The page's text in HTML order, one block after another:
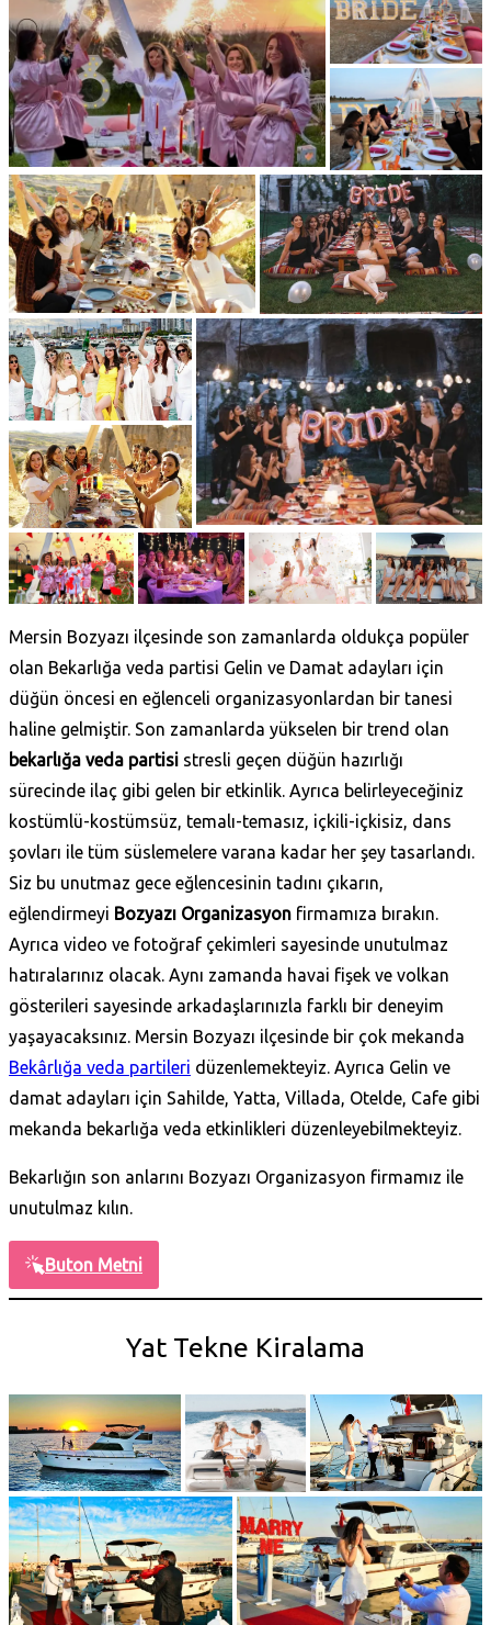
Mersin Bozyazı ilçesinde son zamanlarda oldukça popüler
olan Bekarlığa veda partisi Gelin ve Damat adayları için
düğün öncesi en eğlenceli organizasyonlardan bir tanesi
haline gelmiştir. Son zamanlarda yükselen bir trend olan
bekarlığa veda partisi stresli geçen düğün hazırlığı
sürecinde ilaç gibi gelen bir etkinlik. Ayrıca belirleyeceğiniz
kostümlü-kostümsüz, temalı-temasız, içkili-içkisiz, dans
şovları ile tüm süslemelere varana kadar her şey tasarlandı.
Siz bu unutmaz gece eğlencesinin tadını çıkarın,
eğlendirmeyi Bozyazı Organizasyon firmamıza bırakın.
Ayrıca video ve fotoğraf çekimleri sayesinde unutulmaz
hatıralarınız olacak. Aynı zamanda havai fişek ve volkan
gösterileri sayesinde arkadaşlarınızla farklı bir deneyim
yaşayacaksınız. Mersin Bozyazı ilçesinde bir çok mekanda
Bekârlığa veda partileri düzenlemekteyiz. Ayrıca Gelin ve
damat adayları için Sahilde, Yatta, Villada, Otelde, Cafe gibi
mekanda bekarlığa veda etkinlikleri düzenleyebilmekteyiz.
Bekarlığın son anlarını Bozyazı Organizasyon firmamız ile
unutulmaz kılın.
Buton Metni
Yat Tekne Kiralama